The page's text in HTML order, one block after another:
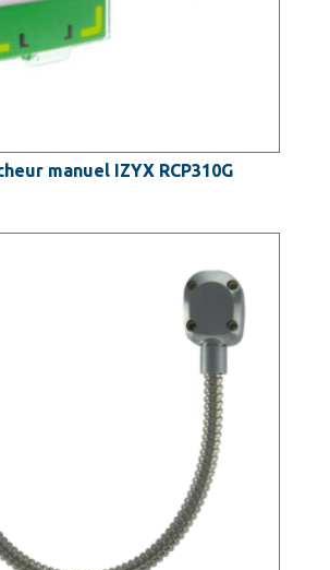
manuel IZYX RCP310G